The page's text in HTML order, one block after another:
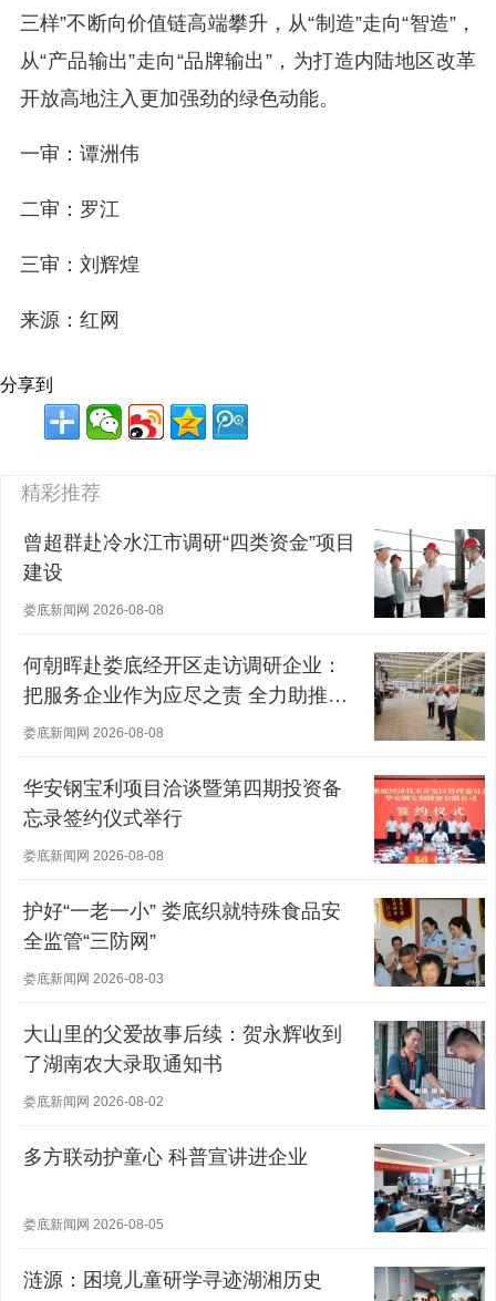
三样”不断向价值链高端攀升，从“制造”走向“智造”，
从“产品输出”走向“品牌输出”，为打造内陆地区改革
开放高地注入更加强劲的绿色动能。
一审：谭洲伟
二审：罗江
三审：刘辉煌
来源：红网
分享到
精彩推荐
曾超群赴冷水江市调研“四类资金”项目
建设
娄底新闻网 2026-08-08
何朝晖赴娄底经开区走访调研企业：
把服务企业作为应尽之责 全力助推经
营主体稳健发展
娄底新闻网 2026-08-08
华安钢宝利项目洽谈暨第四期投资备
忘录签约仪式举行
娄底新闻网 2026-08-08
护好“一老一小” 娄底织就特殊食品安
全监管“三防网”
娄底新闻网 2026-08-03
大山里的父爱故事后续：贺永辉收到
了湖南农大录取通知书
娄底新闻网 2026-08-02
多方联动护童心 科普宣讲进企业
娄底新闻网 2026-08-05
涟源：困境儿童研学寻迹湖湘历史